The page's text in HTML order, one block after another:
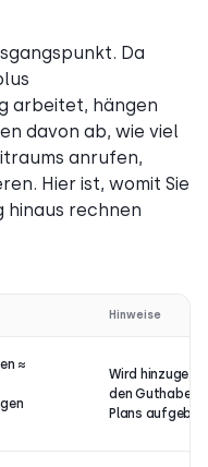
Da
arbeitet, hängen
davon ab, wie viel
anrufen,
Hier ist, womit Sie
hinaus rechnen
Hinweise
≈
Wird
den
Plans